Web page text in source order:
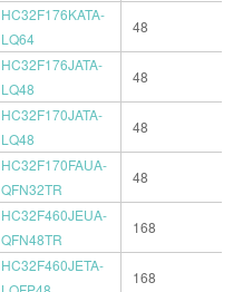
HC32F176KATA-
LQ64
48
HC32F176JATA-
LQ48
48
HC32F170JATA-
LQ48
48
HC32F170FAUA-
QFN32TR
48
HC32F460JEUA-
QFN48TR
168
HC32F460JETA-
168